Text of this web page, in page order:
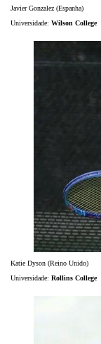
Javier Gonzalez (Espanha)
Universidade: Wilson College
Katie Dyson (Reino Unido)
Universidade: Rollins College